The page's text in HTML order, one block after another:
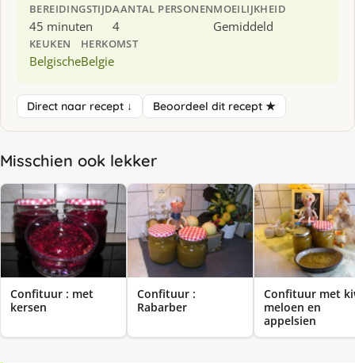
BEREIDINGSTIJD
45 minuten
AANTAL PERSONEN
4
MOEILIJKHEID
Gemiddeld
KEUKEN
Belgische
HERKOMST
Belgie
Direct naar recept ↓ Beoordeel dit recept ★
Misschien ook lekker
Confituur : met
kersen
Confituur :
Rabarber
Confituur met
meloen en
appelsien